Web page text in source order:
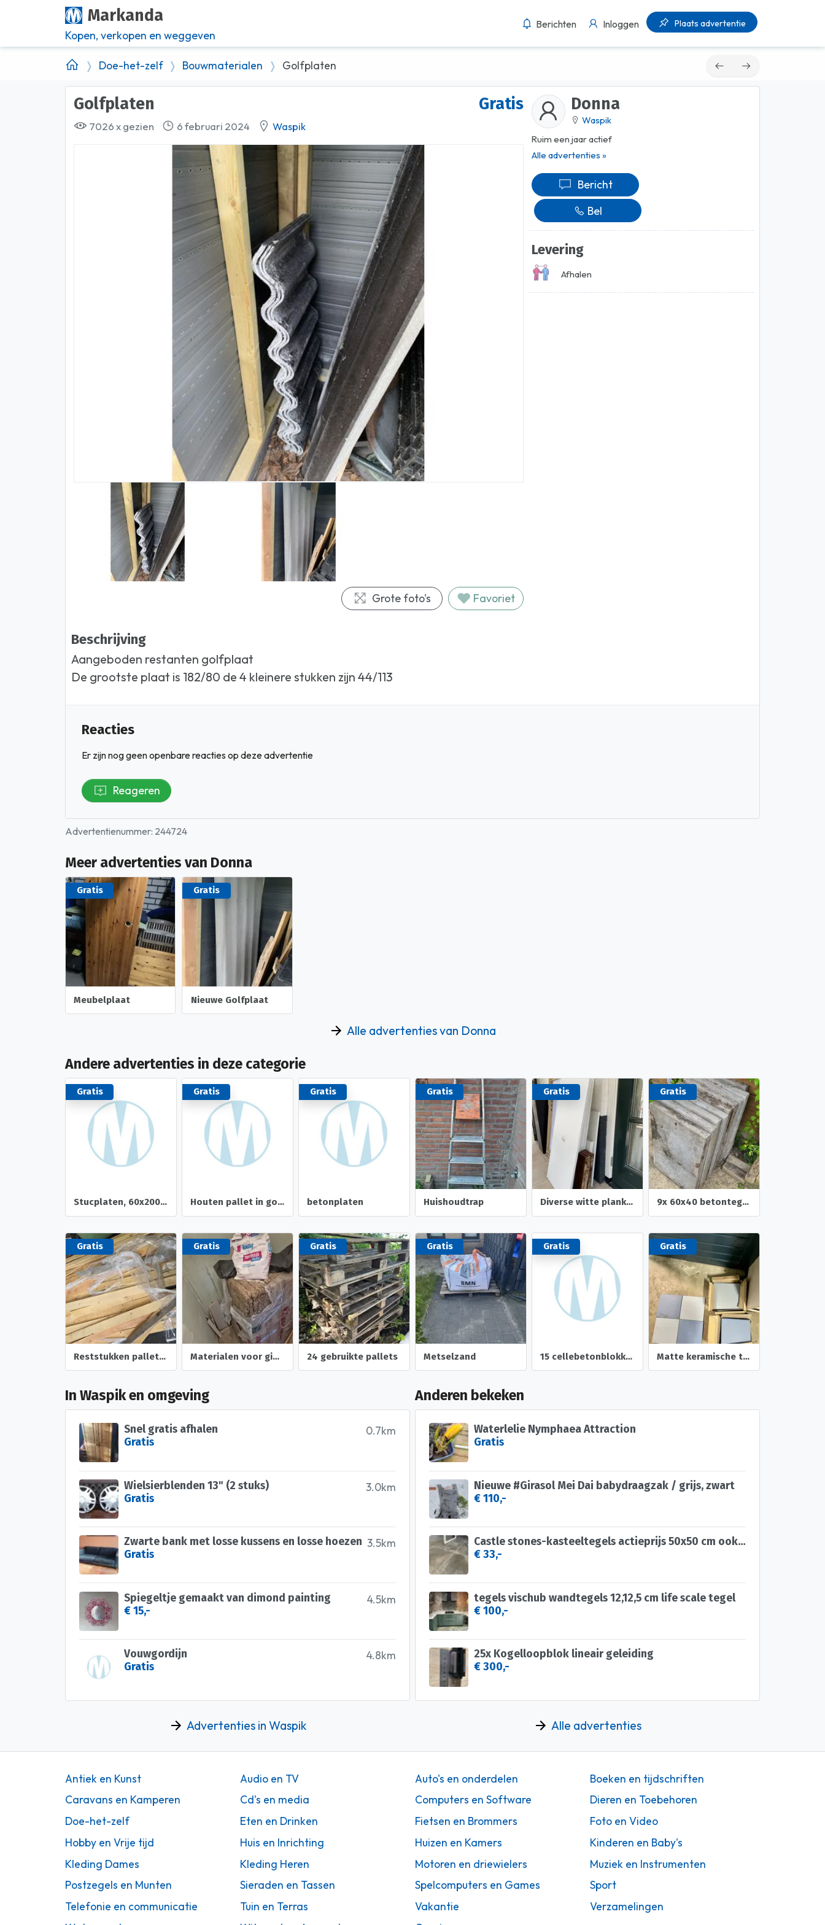
Markanda
Kopen, verkopen en weggeven
Berichten Inloggen Plaats advertentie
Doe-het-zelf Bouwmaterialen Golfplaten
Gratis
Golfplaten
7026 x gezien 6 februari 2024 Waspik
Favoriet
Grote foto's
Donna
Waspik
Ruim een jaar actief
Alle advertenties »
Bericht
Bel
Levering
Afhalen
Beschrijving
Aangeboden restanten golfplaat
De grootste plaat is 182/80 de 4 kleinere stukken zijn 44/113
Reacties
Er zijn nog geen openbare reacties op deze advertentie
Reageren
Advertentienummer: 244724
Meer advertenties van Donna
Gratis
Meubelplaat
Gratis
Nieuwe Golfplaat
Alle advertenties van Donna
Andere advertenties in deze categorie
Gratis
Stucplaten, 60x200, 7 stuks
Gratis
Houten pallet in goede staat
Gratis
betonplaten
Gratis
Huishoudtrap
Gratis
Diverse witte planken
Gratis
9x 60x40 betontegels
Gratis
Reststukken pallethout
Gratis
Materialen voor gipswand
Gratis
24 gebruikte pallets
Gratis
Metselzand
Gratis
15 cellebetonblokken
Gratis
Matte keramische tegels 20x20
In Waspik en omgeving
0.7km
Snel gratis afhalen
Gratis
3.0km
Wielsierblenden 13" (2 stuks)
Gratis
3.5km
Zwarte bank met losse kussens en losse hoezen
Gratis
4.5km
Spiegeltje gemaakt van dimond painting
€ 15,-
4.8km
Vouwgordijn
Gratis
Advertenties in Waspik
Anderen bekeken
Waterlelie Nymphaea Attraction
Gratis
Nieuwe #Girasol Mei Dai babydraagzak / grijs, zwart
€ 110,-
Castle stones-kasteeltegels actieprijs 50x50 cm ook online
€ 33,-
tegels vischub wandtegels 12,12,5 cm life scale tegel
€ 100,-
25x Kogelloopblok lineair geleiding
€ 300,-
Alle advertenties
Antiek en Kunst Audio en TV Auto's en onderdelen
Boeken en tijdschriften
Caravans en Kamperen
Cd's en media Computers en Software
Dieren en Toebehoren
Doe-het-zelf
Eten en Drinken Fietsen en Brommers
Foto en Video
Hobby en Vrije tijd
Huis en Inrichting Huizen en Kamers
Kinderen en Baby's
Kleding Dames
Kleding Heren Motoren en driewielers
Muziek en Instrumenten
Postzegels en Munten
Sieraden en Tassen Spelcomputers en Games
Sport
Telefonie en communicatie
Tuin en Terras Vakantie
Verzamelingen